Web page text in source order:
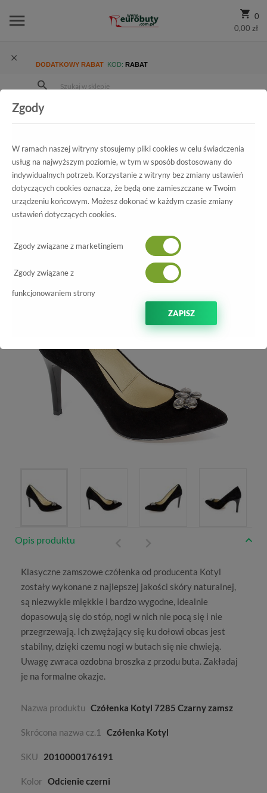
0
0,00 zł
DODATKOWY RABAT KOD: RABAT
Damskie
Półbuty Czółenka Kotyl 7285 Czarny zamsz
Wszystkie produkty
Czółenka Kotyl
Opis produktu
Klasyczne zamszowe czółenka od producenta Kotyl
zostały wykonane z najlepszej jakości skóry naturalnej,
są niezwykle miękkie i bardzo wygodne, idealnie
dopasowują się do stóp, nogi w nich nie pocą się i nie
przegrzewają. Ich zwężający się ku dołowi obcas jest
stabilny, dzięki czemu nogi w butach się nie chwieją.
Uwagę zwraca ozdobna broszka z przodu buta. Zakładaj
je na formalne okazje.
Nazwa produktu Czółenka Kotyl 7285 Czarny zamsz
Skrócona nazwa cz.1 Czółenka Kotyl
SKU 2010000176191
Kolor Odcienie czerni
Zgody
W ramach naszej witryny stosujemy pliki cookies w celu świadczenia
usług na najwyższym poziomie, w tym w sposób dostosowany do
indywidualnych potrzeb. Korzystanie z witryny bez zmiany ustawień
dotyczących cookies oznacza, że będą one zamieszczane w Twoim
urządzeniu końcowym. Możesz dokonać w każdym czasie zmiany
ustawień dotyczących cookies.
Zgody związane z marketingiem
Zgody związane z
funkcjonowaniem strony
ZAPISZ